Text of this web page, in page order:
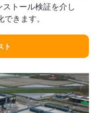
トール検証を介し
きます。
ト